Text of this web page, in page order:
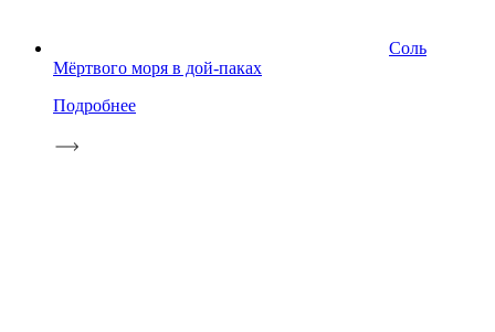
Соль
Мёртвого моря в дой-паках
Подробнее